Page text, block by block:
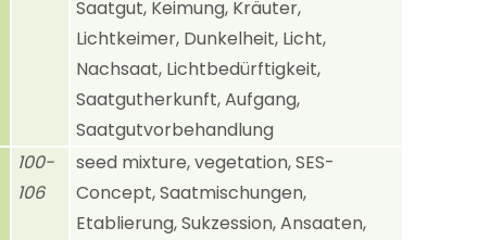
Saatgut, Keimung, Kräuter,
Lichtkeimer, Dunkelheit, Licht,
Nachsaat, Lichtbedürftigkeit,
Saatgutherkunft, Aufgang,
Saatgutvorbehandlung
100-
106
seed mixture, vegetation, SES-
Concept, Saatmischungen,
Etablierung, Sukzession, Ansaaten,